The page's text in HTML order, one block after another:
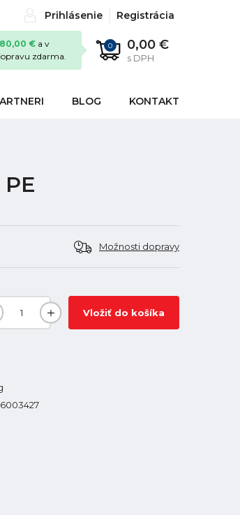
Prihlásenie Registrácia
0 0,00 €
s DPH
€ a v
zdarma.
BLOG KONTAKT
PE
Možnosti dopravy
Vložiť do košíka